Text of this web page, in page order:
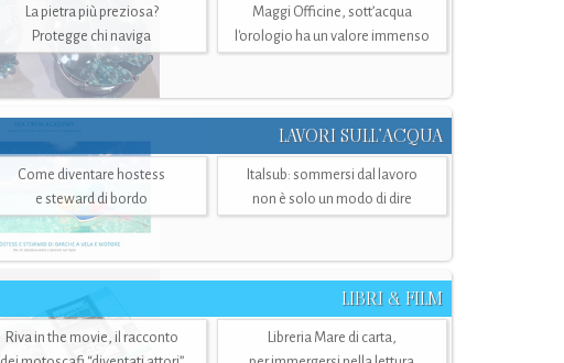
La pietra più preziosa?
Protegge chi naviga
Maggi Officine, sott’acqua
l'orologio ha un valore immenso
LAVORI SULL’ACQUA
Come diventare hostess
e steward di bordo
Italsub: sommersi dal lavoro
non è solo un modo di dire
LIBRI & FILM
Riva in the movie, il racconto
Libreria Mare di carta,